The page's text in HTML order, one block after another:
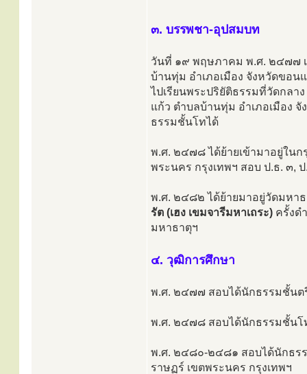
๓. บรรพชา-อุปสมบท
วันที่ ๑๙ พฤษภาคม พ.ศ. ๒๔๗๗
บ้านทุ่ม อำเภอเมือง จังหวัดขอน
ไปเรียนพระปริยัติธรรมที่วัดกลา
แก้ว ตำบลบ้านทุ่ม อำเภอเมือง
ธรรมชั้นโทได้
พ.ศ. ๒๔๗๘ ได้ย้ายเข้ามาอยู่ในก
พระนคร กรุงเทพฯ สอบ ป.ธ. ๓,
พ.ศ. ๒๔๘๒ ได้ย้ายมาอยู่วัดมหา
รัต (เฮง เขมจารีมหาเถระ) ครั้งด
มหาธาตุฯ
๔. วุฒิการศึกษา
พ.ศ. ๒๔๗๗ สอบได้นักธรรมชั้นต
พ.ศ. ๒๔๗๘ สอบได้นักธรรมชั้นโ
พ.ศ. ๒๔๘๐-๒๔๘๑ สอบได้นักธร
ราษฏร์ เขตพระนคร กรุงเทพฯ